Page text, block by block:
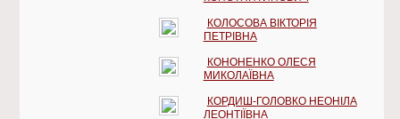
КОЛОСОВА ВІКТОРІЯ
ПЕТРІВНА
КОНОНЕНКО ОЛЕСЯ
МИКОЛАЇВНА
КОРДИШ-ГОЛОВКО НЕОНІЛА
ЛЕОНТІЇВНА